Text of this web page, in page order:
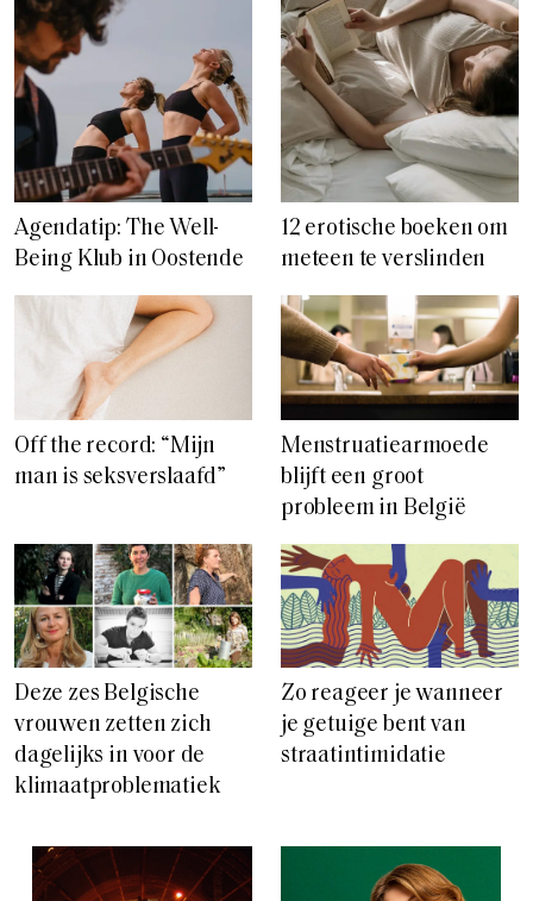
Agendatip: The Well-
Being Klub in Oostende
12 erotische boeken om
meteen te verslinden
Off the record: “Mijn
man is seksverslaafd”
Menstruatiearmoede
blijft een groot
probleem in België
Deze zes Belgische
vrouwen zetten zich
dagelijks in voor de
klimaatproblematiek
Zo reageer je wanneer
je getuige bent van
straatintimidatie